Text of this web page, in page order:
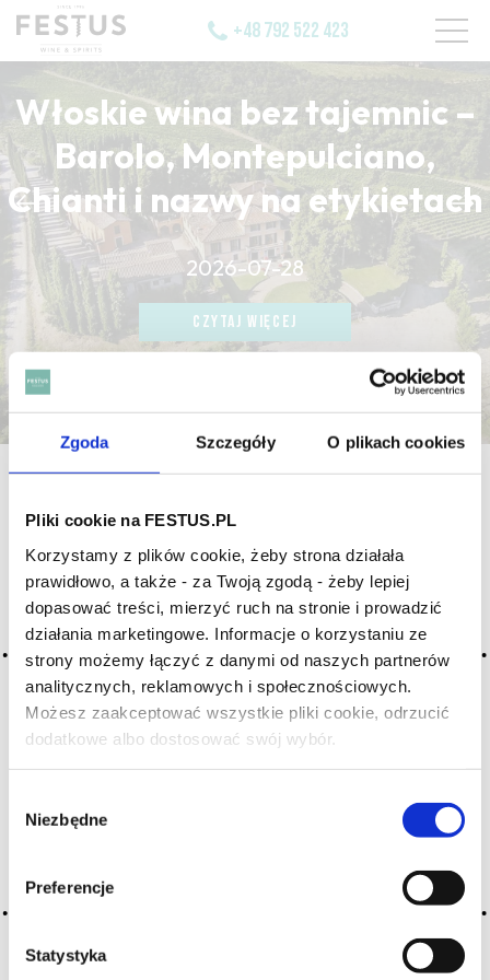
Zgoda Szczegóły O plikach cookies
Pliki cookie na FESTUS.PL
Korzystamy z plików cookie, żeby strona działała
prawidłowo, a także - za Twoją zgodą - żeby lepiej
dopasować treści, mierzyć ruch na stronie i prowadzić
działania marketingowe. Informacje o korzystaniu ze
strony możemy łączyć z danymi od naszych partnerów
analitycznych, reklamowych i społecznościowych.
Możesz zaakceptować wszystkie pliki cookie, odrzucić
dodatkowe albo dostosować swój wybór.
zgody
Niezbędne
Preferencje
Statystyka
Czy masz ukończone 18 lat?
+48 792 522 423
Włoskie wina bez tajemnic –
Barolo, Montepulciano,
Chianti i nazwy na etykietach
2026-07-28
CZYTAJ WIĘCEJ
CZYTAJ WIĘCEJ
CZYTAJ WIĘCEJ
strona główna / cutting wine
Archiwum wpisów tagu: cutting
wine
blending wine
2016-05-10
(ang.) pewna ilość określonego wina dodawana do innego
w celu podniesienia jakości lub skorygowania jego
niedostatków → mieszanie wina, kupaż, assemblage
CZYTAJ WIĘCEJ